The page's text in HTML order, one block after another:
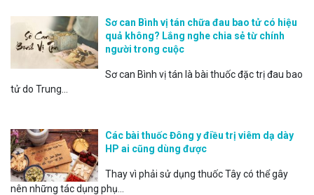
Sơ can Bình vị tán chữa đau bao tử có hiệu
quả không? Lắng nghe chia sẻ từ chính
người trong cuộc
Sơ can Bình vị tán là bài thuốc đặc trị đau bao
tử do Trung...
Các bài thuốc Đông y điều trị viêm dạ dày
HP ai cũng dùng được
Thay vì phải sử dụng thuốc Tây có thể gây
nên những tác dụng phụ...